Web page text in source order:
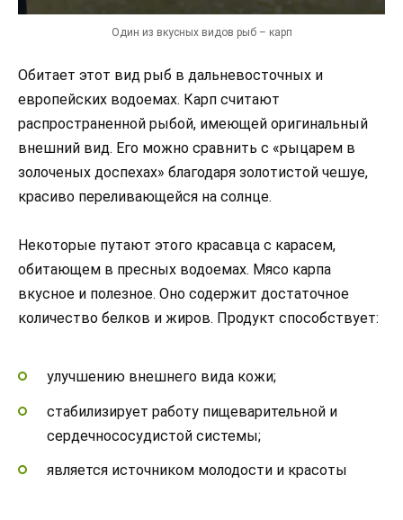
Один из вкусных видов рыб – карп
Обитает этот вид рыб в дальневосточных и
европейских водоемах. Карп считают
распространенной рыбой, имеющей оригинальный
внешний вид. Его можно сравнить с «рыцарем в
золоченых доспехах» благодаря золотистой чешуе,
красиво переливающейся на солнце.
Некоторые путают этого красавца с карасем,
обитающем в пресных водоемах. Мясо карпа
вкусное и полезное. Оно содержит достаточное
количество белков и жиров. Продукт способствует:
улучшению внешнего вида кожи;
стабилизирует работу пищеварительной и
сердечнососудистой системы;
является источником молодости и красоты